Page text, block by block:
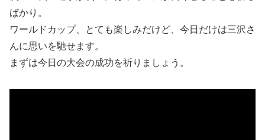
ばかり。
ワールドカップ、とても楽しみだけど、今日だけは三沢さ
んに思いを馳せます。
まずは今日の大会の成功を祈りましょう。